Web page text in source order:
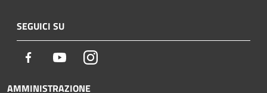
SEGUICI SU
Facebook YoutubeInstagram
AMMINISTRAZIONE